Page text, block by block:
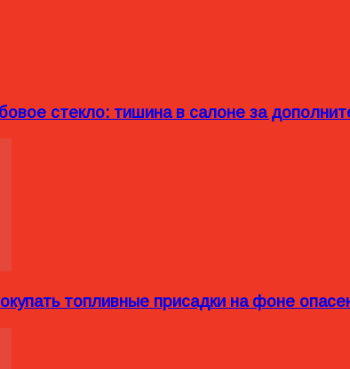
стекло: тишина в салоне за
топливные присадки на фоне